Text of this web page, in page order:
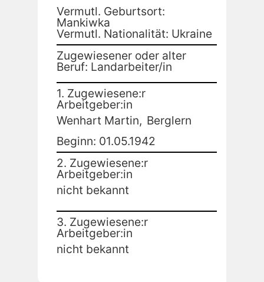
Vermutl. Geburtsort:
Mankiwka
Vermutl. Nationalität: Ukraine
Zugewiesener oder alter
Beruf: Landarbeiter/in
1. Zugewiesene:r
Arbeitgeber:in
Wenhart Martin, Berglern
Beginn: 01.05.1942
2. Zugewiesene:r
Arbeitgeber:in
nicht bekannt
3. Zugewiesene:r
Arbeitgeber:in
nicht bekannt